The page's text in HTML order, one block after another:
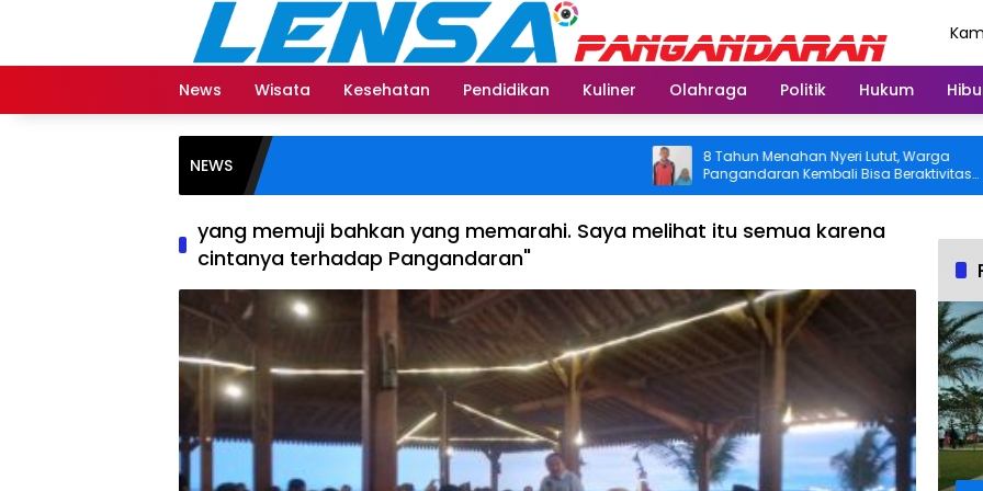
News
Wisata Kesehatan Pendidikan Kuliner Olahraga Politik Hukum
NEWS
8 Tahun Menahan Nyeri Lutut, Warga
Pangandaran Kembali Bisa Beraktivitas
Usai Operasi Gratis Ditanggung BPJS
yang memuji bahkan yang memarahi. Saya melihat itu semua karena
cintanya terhadap Pangandaran"